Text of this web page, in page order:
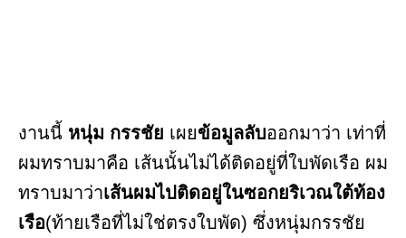
งานนี้ หนุ่ม กรรชัย เผยข้อมูลลับออกมาว่า เท่าที่
ผมทราบมาคือ เส้นนั้นไม่ได้ติดอยู่ที่ใบพัดเรือ ผม
ทราบมาว่าเส้นผมไปติดอยู่ในซอกยริเวณใต้ท้อง
เรือ(ท้ายเรือที่ไม่ใช่ตรงใบพัด) ซึ่งหนุ่มกรรชัย